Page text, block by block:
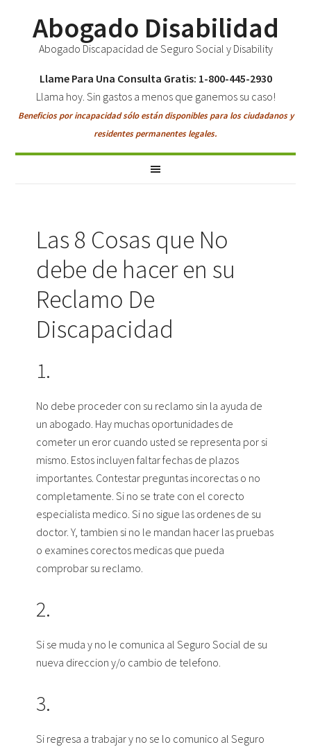
Abogado Disabilidad
Abogado Discapacidad de Seguro Social y Disability
Llame Para Una Consulta Gratis: 1-800-445-2930
Llama hoy. Sin gastos a menos que ganemos su caso!
Beneficios por incapacidad sólo están disponibles para los ciudadanos y
residentes permanentes legales.
Las 8 Cosas que No
debe de hacer en su
Reclamo De
Discapacidad
1.
No debe proceder con su reclamo sin la ayuda de
un abogado. Hay muchas oportunidades de
cometer un eror cuando usted se representa por si
mismo. Estos incluyen faltar fechas de plazos
importantes. Contestar preguntas incorectas o no
completamente. Si no se trate con el corecto
especialista medico. Si no sigue las ordenes de su
doctor. Y, tambien si no le mandan hacer las pruebas
o examines corectos medicas que pueda
comprobar su reclamo.
2.
Si se muda y no le comunica al Seguro Social de su
nueva direccion y/o cambio de telefono.
3.
Si regresa a trabajar y no se lo comunico al Seguro